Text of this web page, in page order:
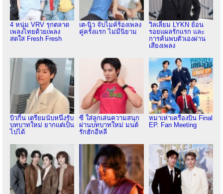
4 หนุ่ม VRV รุกตลาด
เพลงไทยด้วยเพลง
สดใส Fresh Fresh
เต-นิว จับไมค์ร้องเพลง
คู่ครั้งแรก ไม่มีนิยาม
วิลเลี่ยม LYKN ย้อน
รอยแผลรักแรก และ
การค้นพบตัวเองผ่าน
เสียงเพลง
บิวกิ้น เตรียมนับหนึ่งรับ
บทบาทใหม่ ยากแต่เป็น
ไปได้
ซี ใส่ลูกเล่นความสนุก
ผ่านบทบาทใหม่ มนต์
รักฮักอีหลี
หมาเห่าเครื่องบิน Final
EP. Fan Meeting